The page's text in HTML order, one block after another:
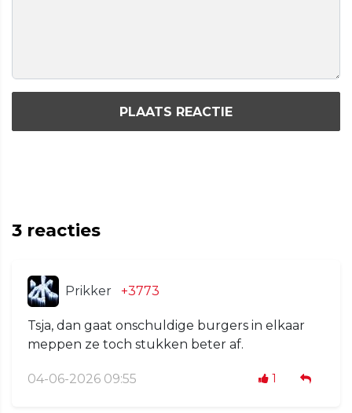
PLAATS REACTIE
3 reacties
Prikker +3773
Tsja, dan gaat onschuldige burgers in elkaar
meppen ze toch stukken beter af.
04-06-2026 09:55 1